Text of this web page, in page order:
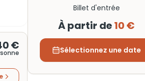
€
Billet d'entrée
À partir de10 €
Sélectionnez une date